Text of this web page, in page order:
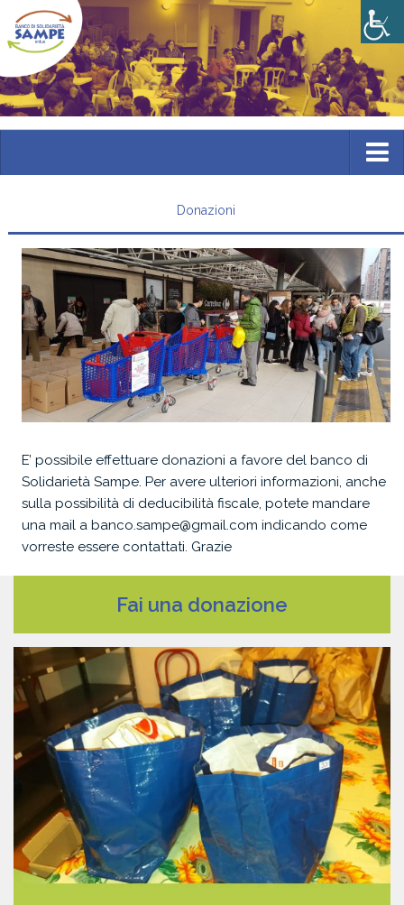
Storia
Statuto
I volontari
Cosa facciamo
Banco alimentare
Colletta alimentare
Donacibo
Il Banco in numeri
News
Prodotti alimentari
Donazioni
Diventa volontario
Galleria
Fotografie
Video
Testimonianze
Contatti
Donazioni
E’ possibile effettuare donazioni a favore del banco di
Solidarietà Sampe. Per avere ulteriori informazioni, anche
sulla possibilità di deducibilità fiscale, potete mandare
una mail a banco.sampe@gmail.com indicando come
vorreste essere contattati. Grazie
Fai una donazione